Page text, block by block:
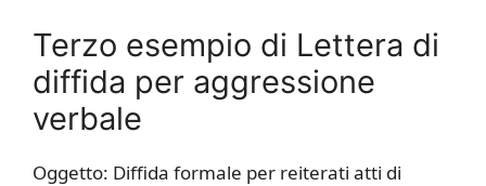
Terzo esempio di Lettera di
diffida per aggressione
verbale
Oggetto: Diffida formale per reiterati atti di